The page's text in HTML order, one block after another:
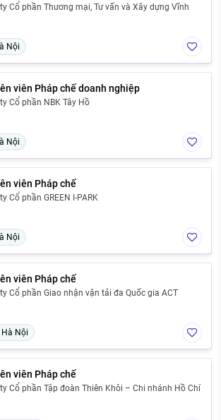
Cổ phần Thương mại, Tư vấn và Xây dựng Vĩnh
Nội
viên Pháp chế doanh nghiệp
Cổ phần NBK Tây Hồ
Nội
viên Pháp chế
Cổ phần GREEN I-PARK
Nội
viên Pháp chế
Cổ phần Giao nhận vận tải đa Quốc gia ACT
Hà Nội
viên Pháp chế
Cổ phần Tập đoàn Thiên Khôi – Chi nhánh Hồ Chí